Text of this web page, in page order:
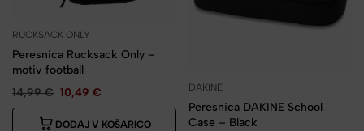
RUCKSACK ONLY
Peresnica Rucksack Only –
motiv football
14,99€ 10,49 €
DODAJ V KOŠARICO
DAKINE
Peresnica DAKINE School
Case – Black